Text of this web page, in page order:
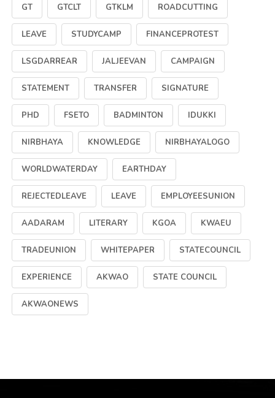
GT GTCLT GTKLM ROADCUTTING
LEAVE STUDYCAMP FINANCEPROTEST
LSGDARREAR JALJEEVAN CAMPAIGN
STATEMENT TRANSFER SIGNATURE
PHD FSETO BADMINTON IDUKKI
NIRBHAYA KNOWLEDGE NIRBHAYALOGO
WORLDWATERDAY EARTHDAY
REJECTEDLEAVE LEAVE EMPLOYEESUNION
AADARAM LITERARY KGOA KWAEU
TRADEUNION WHITEPAPER STATECOUNCIL
EXPERIENCE AKWAO STATE COUNCIL
AKWAONEWS